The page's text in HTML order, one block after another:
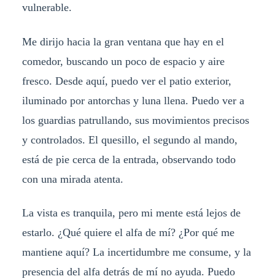
vulnerable.
Me dirijo hacia la gran ventana que hay en el
comedor, buscando un poco de espacio y aire
fresco. Desde aquí, puedo ver el patio exterior,
iluminado por antorchas y luna llena. Puedo ver a
los guardias patrullando, sus movimientos precisos
y controlados. El quesillo, el segundo al mando,
está de pie cerca de la entrada, observando todo
con una mirada atenta.
La vista es tranquila, pero mi mente está lejos de
estarlo. ¿Qué quiere el alfa de mí? ¿Por qué me
mantiene aquí? La incertidumbre me consume, y la
presencia del alfa detrás de mí no ayuda. Puedo